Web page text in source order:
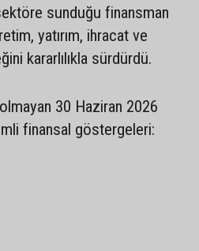
sunduğu finansman
yatırım, ihracat ve
kararlılıkla sürdürdü.
30 Haziran 2026
finansal göstergeleri: